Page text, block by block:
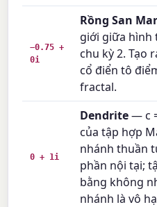
−0.75 +
0i
Rồng San
giới giữa hình
chu kỳ 2. Tạo
cổ điển tô
fractal.
0 + 1i
Dendrite— c
của tập hợp
nhánh thuần
phần nội tại;
bằng không
nhánh là vô